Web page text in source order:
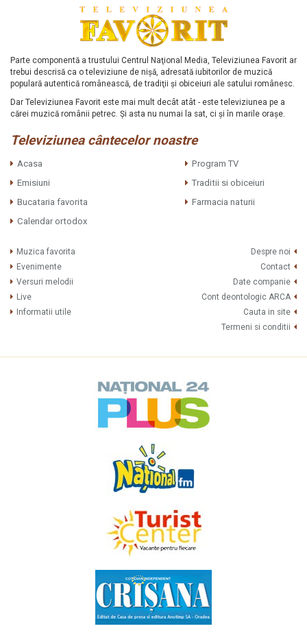
Parte componentă a trustului Centrul Naţional Media, Televiziunea Favorit ar
trebui descrisă ca o televiziune de nişă, adresată iubitorilor de muzică
populară autentică românească, de tradiţii şi obiceiuri ale satului românesc.
Dar Televiziunea Favorit este mai mult decât atât - este televiziunea pe a
cărei muzică românii petrec. Şi asta nu numai la sat, ci şi în marile oraşe.
Televiziunea cântecelor noastre
Acasa
Program TV
Emisiuni
Traditii si obiceiuri
Bucataria favorita
Farmacia naturii
Calendar ortodox
Muzica favorita
Evenimente
Versuri melodii
Live
Informatii utile
Despre noi
Contact
Date companie
Cont deontologic ARCA
Cauta in site
Termeni si conditii